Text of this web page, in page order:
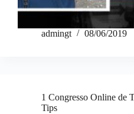
admingt 08/06/2019
1 Congresso Online de
Tips